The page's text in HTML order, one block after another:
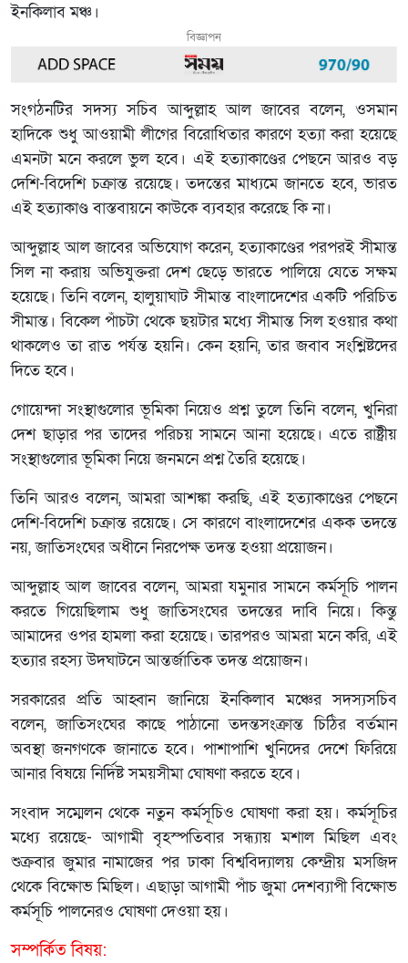
ইনকিলাব মঞ্চ।
বিজ্ঞাপন
সংগঠনটির সদস্য সচিব আব্দুল্লাহ আল জাবের বলেন, ওসমান
হাদিকে শুধু আওয়ামী লীগের বিরোধিতার কারণে হত্যা করা হয়েছে
এমনটা মনে করলে ভুল হবে। এই হত্যাকাণ্ডের পেছনে আরও বড়
দেশি-বিদেশি চক্রান্ত রয়েছে। তদন্তের মাধ্যমে জানতে হবে, ভারত
এই হত্যাকাণ্ড বাস্তবায়নে কাউকে ব্যবহার করেছে কি না।
আব্দুল্লাহ আল জাবের অভিযোগ করেন, হত্যাকাণ্ডের পরপরই সীমান্ত
সিল না করায় অভিযুক্তরা দেশ ছেড়ে ভারতে পালিয়ে যেতে সক্ষম
হয়েছে। তিনি বলেন, হালুয়াঘাট সীমান্ত বাংলাদেশের একটি পরিচিত
সীমান্ত। বিকেল পাঁচটা থেকে ছয়টার মধ্যে সীমান্ত সিল হওয়ার কথা
থাকলেও তা রাত পর্যন্ত হয়নি। কেন হয়নি, তার জবাব সংশ্লিষ্টদের
দিতে হবে।
গোয়েন্দা সংস্থাগুলোর ভূমিকা নিয়েও প্রশ্ন তুলে তিনি বলেন, খুনিরা
দেশ ছাড়ার পর তাদের পরিচয় সামনে আনা হয়েছে। এতে রাষ্ট্রীয়
সংস্থাগুলোর ভূমিকা নিয়ে জনমনে প্রশ্ন তৈরি হয়েছে।
তিনি আরও বলেন, আমরা আশঙ্কা করছি, এই হত্যাকাণ্ডের পেছনে
দেশি-বিদেশি চক্রান্ত রয়েছে। সে কারণে বাংলাদেশের একক তদন্তে
নয়, জাতিসংঘের অধীনে নিরপেক্ষ তদন্ত হওয়া প্রয়োজন।
আব্দুল্লাহ আল জাবের বলেন, আমরা যমুনার সামনে কর্মসূচি পালন
করতে গিয়েছিলাম শুধু জাতিসংঘের তদন্তের দাবি নিয়ে। কিন্তু
আমাদের ওপর হামলা করা হয়েছে। তারপরও আমরা মনে করি, এই
হত্যার রহস্য উদঘাটনে আন্তর্জাতিক তদন্ত প্রয়োজন।
সরকারের প্রতি আহ্বান জানিয়ে ইনকিলাব মঞ্চের সদস্যসচিব
বলেন, জাতিসংঘের কাছে পাঠানো তদন্তসংক্রান্ত চিঠির বর্তমান
অবস্থা জনগণকে জানাতে হবে। পাশাপাশি খুনিদের দেশে ফিরিয়ে
আনার বিষয়ে নির্দিষ্ট সময়সীমা ঘোষণা করতে হবে।
সংবাদ সম্মেলন থেকে নতুন কর্মসূচিও ঘোষণা করা হয়। কর্মসূচির
মধ্যে রয়েছে- আগামী বৃহস্পতিবার সন্ধ্যায় মশাল মিছিল এবং
শুক্রবার জুমার নামাজের পর ঢাকা বিশ্ববিদ্যালয় কেন্দ্রীয় মসজিদ
থেকে বিক্ষোভ মিছিল। এছাড়া আগামী পাঁচ জুমা দেশব্যাপী বিক্ষোভ
কর্মসূচি পালনেরও ঘোষণা দেওয়া হয়।
সম্পর্কিত বিষয়: